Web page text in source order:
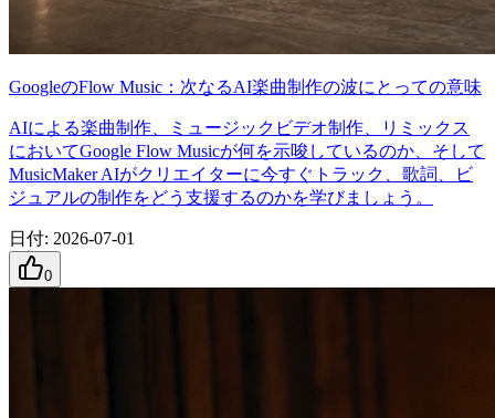
GoogleのFlow Music：次なるAI楽曲制作の波にとっての意味
AIによる楽曲制作、ミュージックビデオ制作、リミックス
においてGoogle Flow Musicが何を示唆しているのか、そして
MusicMaker AIがクリエイターに今すぐトラック、歌詞、ビ
ジュアルの制作をどう支援するのかを学びましょう。
日付: 2026-07-01
0